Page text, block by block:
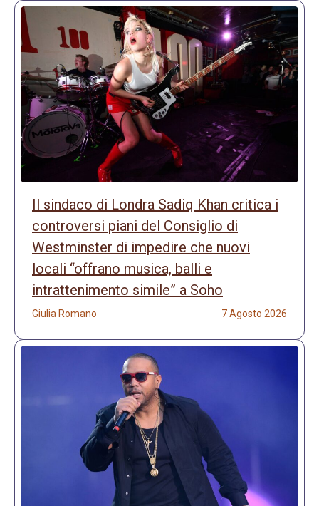
Il sindaco di Londra Sadiq Khan critica i
controversi piani del Consiglio di
Westminster di impedire che nuovi
locali “offrano musica, balli e
intrattenimento simile” a Soho
Giulia Romano 7 Agosto 2026